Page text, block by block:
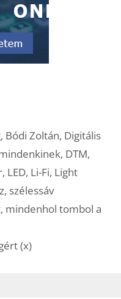
, Bódi Zoltán, Digitális
, DTM,
, LED, Li-Fi, Light
, szélessáv
mindenhol tombol a
(x)